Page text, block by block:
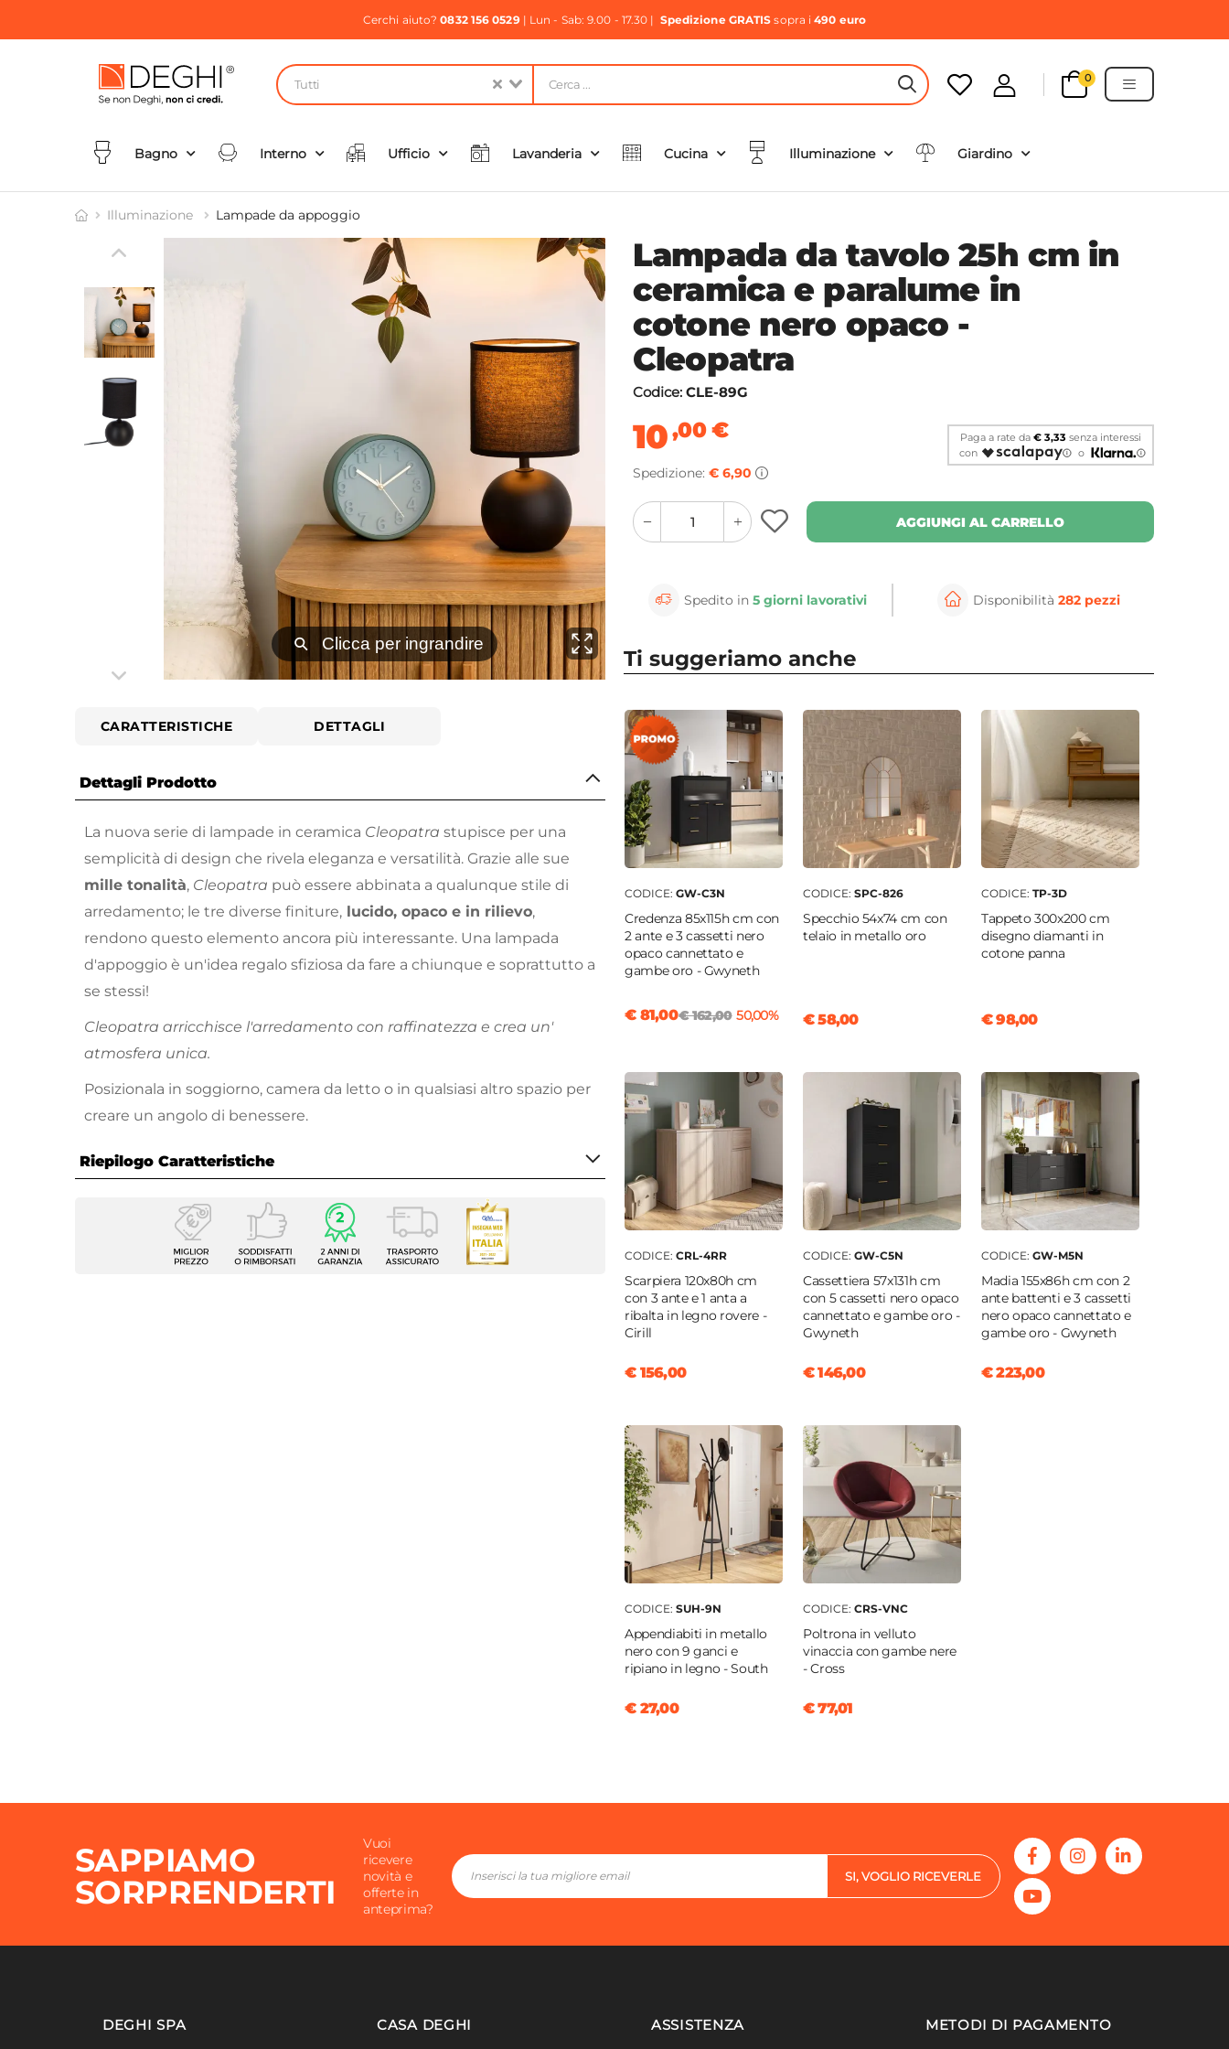
Cerchi aiuto?0832 156 0529| Lun - Sab: 9.00 - 17.30 | Spedizione GRATIS sopra i490 euro
Tutti HEADER SEARCH BUTTON
0
Bagno Interno Ufficio Lavanderia Cucina Illuminazione Giardino
Illuminazione Lampade da appoggio
⚲ Clicca per ingrandire ⚲
CARATTERISTICHE DETTAGLI
Dettagli Prodotto
La nuova serie di lampade in ceramica Cleopatra stupisce per una
semplicità di design che rivela eleganza e versatilità. Grazie alle sue
mille tonalità, Cleopatra può essere abbinata a qualunque stile di
arredamento; le tre diverse finiture, lucido, opaco e in rilievo,
rendono questo elemento ancora più interessante. Una lampada
d'appoggio è un'idea regalo sfiziosa da fare a chiunque e soprattutto a
se stessi!
Cleopatra arricchisce l'arredamento con raffinatezza e crea un'
atmosfera unica.
Posizionala in soggiorno, camera da letto o in qualsiasi altro spazio per
creare un angolo di benessere.
Riepilogo Caratteristiche
Caratteristiche
Lampada da tavolo
Lunghezza Cavo
120 cm
Lampada da tavolo 25h cm in
ceramica e paralume in
cotone nero opaco -
Cleopatra
Codice: CLE-89G
10,00€
Spedizione: € 6,90
Paga a rate da€ 3,33 senza interessi
con
o
quantity
button
quantity
minus
button
AGGIUNGI AL CARRELLO
Spedito in5 giorni lavorativi Disponibilità 282 pezzi
Ti suggeriamo anche
CODICE: GW-C3N
Credenza 85x115h cm con
2 ante e 3 cassetti nero
opaco cannettato e
gambe oro - Gwyneth
€ 81,00€ 162,00 50,00%
CODICE: SPC-826
Specchio 54x74 cm con
telaio in metallo oro
€ 58,00
CODICE: TP-3D
Tappeto 300x200 cm
disegno diamanti in
cotone panna
€ 98,00
CODICE: CRL-4RR
Scarpiera 120x80h cm
con 3 ante e 1 anta a
ribalta in legno rovere -
Cirill
€ 156,00
CODICE: GW-C5N
Cassettiera 57x131h cm
con 5 cassetti nero opaco
cannettato e gambe oro -
Gwyneth
€ 146,00
CODICE: GW-M5N
Madia 155x86h cm con 2
ante battenti e 3 cassetti
nero opaco cannettato e
gambe oro - Gwyneth
€ 223,00
CODICE: SUH-9N
Appendiabiti in metallo
nero con 9 ganci e
ripiano in legno - South
€ 27,00
CODICE: CRS-VNC
Poltrona in velluto
vinaccia con gambe nere
- Cross
€ 77,01
SAPPIAMO
SORPRENDERTI
Vuoi
ricevere
novità e
offerte in
anteprima?
SI, VOGLIO RICEVERLE
DEGHI SPA CASA DEGHI ASSISTENZA METODI DI PAGAMENTO